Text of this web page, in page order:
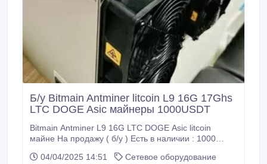
Б/у Bitmain Antminer litcoin L9 16G 17Ghs
LTC DOGE Asic майнеры 1000USDT
Bitmain Antminer L9 16G LTC DOGE Asic litcoin
майне На продажу ( б/у ) Есть в наличии : 1000
16 GH/s / 17GH/S Добываемые монеты —
04/04/2025 14:51
Сетевое оборудование